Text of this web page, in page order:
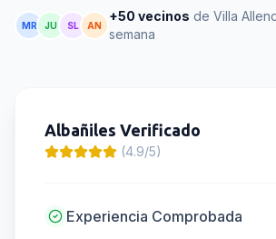
MR JU SL AN
+50 vecinos de Villa
semana
Albañiles Verificado
(4.9/5)
Experiencia Comprobada